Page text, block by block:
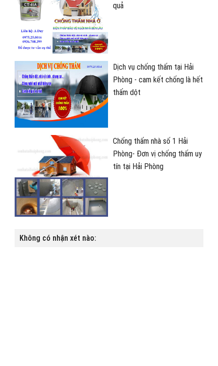
quả
Dịch vụ chống thấm tại Hải
Phòng - cam kết chống là hết
thấm dột
Chống thấm nhà số 1 Hải
Phòng- Đơn vị chống thấm uy
tín tại Hải Phòng
Không có nhận xét nào: